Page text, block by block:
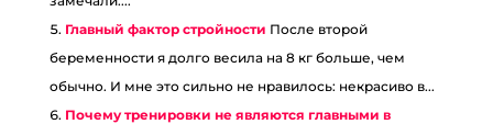
Главный фактор стройности После второй
беременности я долго весила на 8 кг больше, чем
обычно. И мне это сильно не нравилось: некрасиво в...
Почему тренировки не являются главными в